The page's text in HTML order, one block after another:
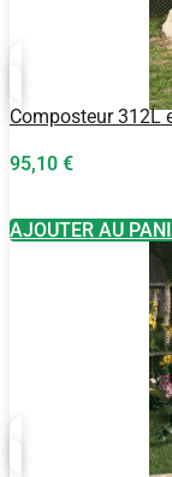
Composteur 312L
95,10 €
AJOUTER AU